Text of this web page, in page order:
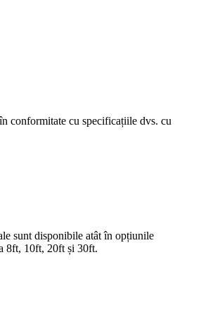
conformitate cu specificațiile dvs. cu
sunt disponibile atât în ​​opțiunile
8ft, 10ft, 20ft și 30ft.